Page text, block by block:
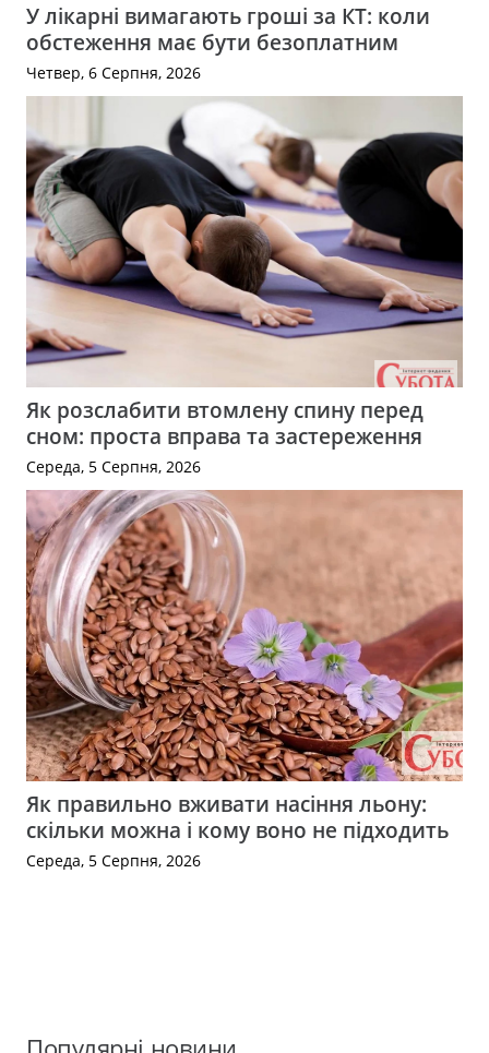
У лікарні вимагають гроші за КТ: коли
обстеження має бути безоплатним
Четвер, 6 Серпня, 2026
Як розслабити втомлену спину перед
сном: проста вправа та застереження
Середа, 5 Серпня, 2026
Як правильно вживати насіння льону:
скільки можна і кому воно не підходить
Середа, 5 Серпня, 2026